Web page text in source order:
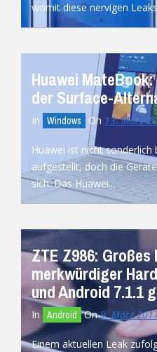
womit diese nervigen
READ MORE
Huawei
der Surface-
In Windows On 13. März
Huawei ist nicht
aufgestellt, doch die
sich. Das Huawei...
READ MORE
ZTE Z986:
merkwürdiger
und Android 7.1.1
In Android On9. März
Einem aktuellen Leak